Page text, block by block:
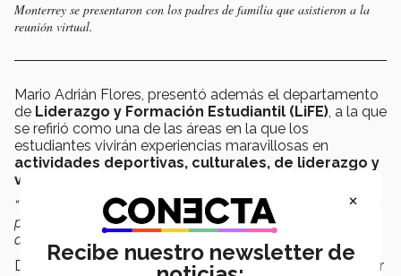
Monterrey se presentaron con los padres de familia que asistieron a la
reunión virtual.
Mario Adrián Flores, presentó además el departamento
de Liderazgo y Formación Estudiantil (LiFE), a la que
se refirió como una de las áreas en la que los
estudiantes vivirán experiencias maravillosas en
actividades deportivas, culturales, de liderazgo y
vivencia
“Tenemos diferentes espacios en el Tec para que sus hijos
puedan representar activamente a la institución en
diferentes comunidades estudiantiles”
, mencionó.
Durante su mensaje el Vicepresidente agradeció la labor
×
Recibe nuestro newsletter de